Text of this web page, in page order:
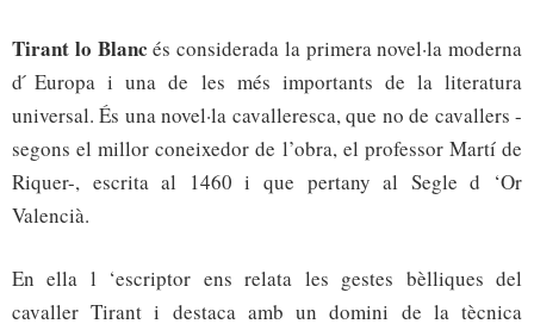
Tirant lo Blanc és considerada la primera novel·la moderna
d ́Europa i una de les més importants de la literatura
universal. És una novel·la cavalleresca, que no de cavallers -
segons el millor coneixedor de l’obra, el professor Martí de
Riquer-, escrita al 1460 i que pertany al Segle d ‘Or
Valencià.
En ella l ‘escriptor ens relata les gestes bèlliques del
cavaller Tirant i destaca amb un domini de la tècnica